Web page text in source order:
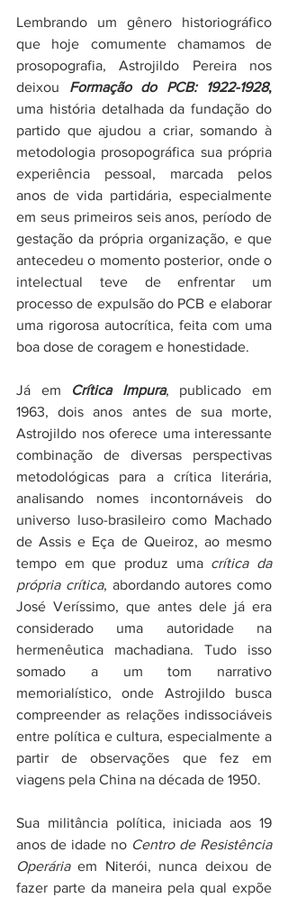
Lembrando um gênero historiográfico
que hoje comumente chamamos de
prosopografia, Astrojildo Pereira nos
deixou Formação do PCB: 1922-1928,
uma história detalhada da fundação do
partido que ajudou a criar, somando à
metodologia prosopográfica sua própria
experiência pessoal, marcada pelos
anos de vida partidária, especialmente
em seus primeiros seis anos, período de
gestação da própria organização, e que
antecedeu o momento posterior, onde o
intelectual teve de enfrentar um
processo de expulsão do PCB e elaborar
uma rigorosa autocrítica, feita com uma
boa dose de coragem e honestidade.
Já em Crítica Impura, publicado em
1963, dois anos antes de sua morte,
Astrojildo nos oferece uma interessante
combinação de diversas perspectivas
metodológicas para a crítica literária,
analisando nomes incontornáveis do
universo luso-brasileiro como Machado
de Assis e Eça de Queiroz, ao mesmo
tempo em que produz uma crítica da
própria crítica, abordando autores como
José Veríssimo, que antes dele já era
considerado uma autoridade na
hermenêutica machadiana. Tudo isso
somado a um tom narrativo
memorialístico, onde Astrojildo busca
compreender as relações indissociáveis
entre política e cultura, especialmente a
partir de observações que fez em
viagens pela China na década de 1950.
Sua militância política, iniciada aos 19
anos de idade no Centro de Resistência
Operária em Niterói, nunca deixou de
fazer parte da maneira pela qual expõe